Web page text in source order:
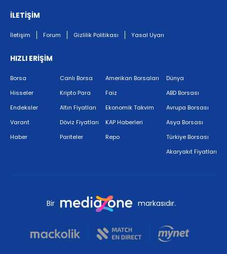
İLETİŞİM
İletişim Forum Gizlilik Politikası Yasal Uyarı
HIZLI ERİŞİM
Borsa
Hisseler
Endeksler
Varant
Haber
Canlı Borsa
Kripto Para
Altın Fiyatları
Döviz Fiyatları
Pariteler
Amerikan Borsaları
Faiz
Ekonomik Takvim
KAP Haberleri
Repo
Dünya
ABD Borsası
Avrupa Borsası
Asya Borsası
Türkiye Borsası
Akaryakıt Fiyatları
Bir markasıdır.